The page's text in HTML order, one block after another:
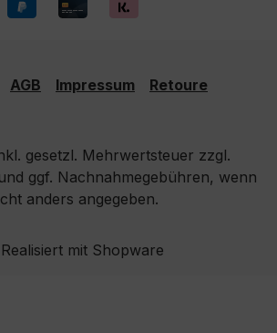
AGB Impressum Retoure
gesetzl. Mehrwertsteuer zzgl.
und ggf. Nachnahmegebühren, wenn
anders angegeben.
Realisiert mit Shopware